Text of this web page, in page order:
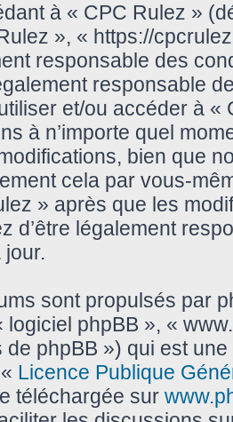
à « CPC Rulez »
», « https://
responsable des
responsable
et/ou accéder à
à n’importe quel
bien que
cela par vous-
» après que les
d’être légalement
jour.
sont propulsés par
logiciel phpBB », «
de phpBB ») qui est
Licence Publique
téléchargée sur